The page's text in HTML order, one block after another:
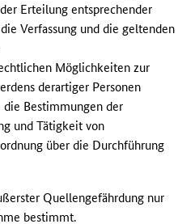
Erteilung entsprechender
Verfassung und die geltenden
Möglichkeiten zur
derartiger Personen
die Bestimmungen der
und Tätigkeit von
über die Durchführung
Quellengefährdung nur
bestimmt.